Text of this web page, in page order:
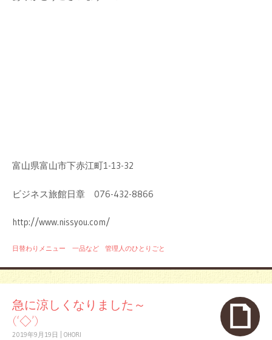
富山県富山市下赤江町1-13-32
ビジネス旅館日章 076-432-8866
http://www.nissyou.com/
日替わりメニュー 一品など 管理人のひとりごと
急に涼しくなりました～
(‘◇’)ゞ
2019年9月19日 OHORI